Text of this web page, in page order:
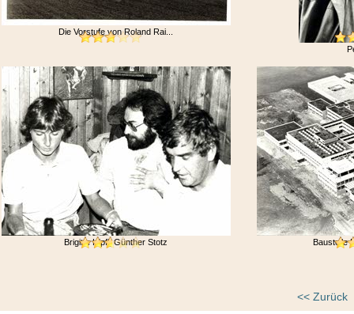
Die Vorstufe von Roland Rai...
Brigitte Hipfl, Günther Stotz Baustelle
<< Zurück